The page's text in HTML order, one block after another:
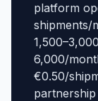
platform
shipments/
6,000/
€0.50/